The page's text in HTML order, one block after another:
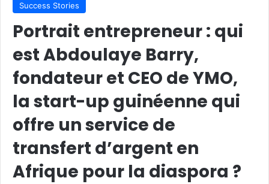
Success Stories
Portrait entrepreneur : qui
est Abdoulaye Barry,
fondateur et CEO de YMO,
la start-up guinéenne qui
offre un service de
transfert d’argent en
Afrique pour la diaspora ?